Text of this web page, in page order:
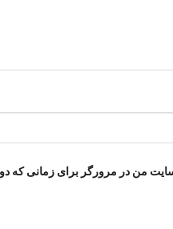
من در مرورگر برای زمانی که